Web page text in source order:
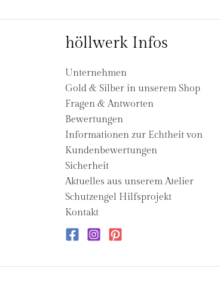
höllwerk Infos
Unternehmen
Gold & Silber in unserem Shop
Fragen & Antworten
Bewertungen
Informationen zur Echtheit von
Kundenbewertungen
Sicherheit
Aktuelles aus unserem Atelier
Schutzengel Hilfsprojekt
Kontakt